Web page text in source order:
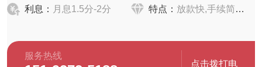
利息： 月息1.5分-2分 特点： 放款快,手续简单,要求低
服务热线
点击拨打电